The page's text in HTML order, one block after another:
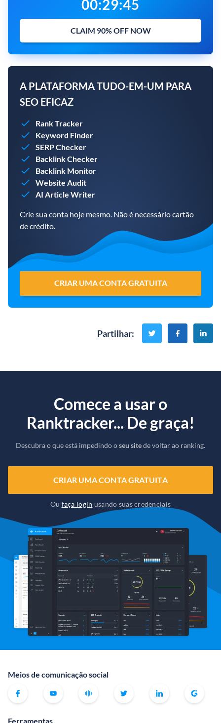
00:29:44
CLAIM 90% OFF NOW
A PLATAFORMA TUDO-EM-UM PARA
SEO EFICAZ
Rank Tracker
Keyword Finder
SERP Checker
Backlink Checker
Backlink Monitor
Website Audit
AI Article Writer
Crie sua conta hoje mesmo. Não é necessário cartão
de crédito.
CRIAR UMA CONTA GRATUITA
Partilhar:
Comece a usar o
Ranktracker... De graça!
Descubra o que está impedindo oseu sitede voltar ao ranking.
CRIAR UMA CONTA GRATUITA
Ou faça login usando suas credenciais
Meios de comunicação social
Ferramentas